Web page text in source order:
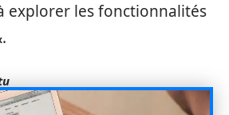
explorer les fonctionnalités
.